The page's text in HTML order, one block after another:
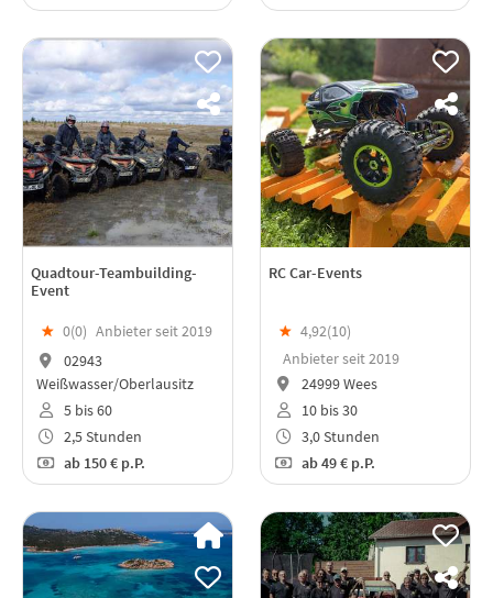
Quadtour-Teambuilding-
Event
★ 0(0) Anbieter seit 2019
02943
Weißwasser/Oberlausitz
5 bis 60
2,5 Stunden
ab150 € p.P.
RC Car-Events
★ 4,92(10)
Anbieter seit 2019
24999 Wees
10 bis 30
3,0 Stunden
ab49 € p.P.